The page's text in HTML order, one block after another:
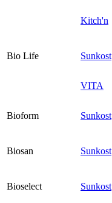
Kitch'n
Bio Life Sunkost
VITA
Bioform Sunkost
Biosan Sunkost
Bioselect Sunkost